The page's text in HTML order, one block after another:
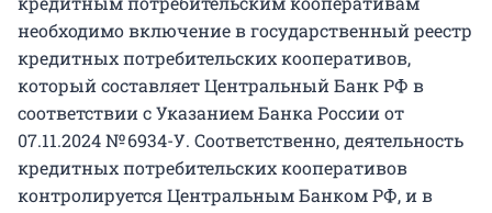
необходимо включение в государственный реестр
кредитных потребительских кооперативов,
который составляет Центральный Банк РФ в
соответствии с Указанием Банка России от
07.11.2024 № 6934-У. Соответственно, деятельность
кредитных потребительских кооперативов
контролируется Центральным Банком РФ, и в